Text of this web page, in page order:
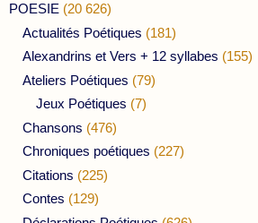
POESIE (20 626)
Actualités Poétiques (181)
Alexandrins et Vers + 12 syllabes (155)
Ateliers Poétiques (79)
Jeux Poétiques (7)
Chansons (476)
Chroniques poétiques (227)
Citations (225)
Contes (129)